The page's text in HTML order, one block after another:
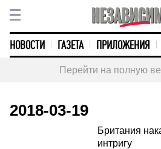
НОВОСТИ ГАЗЕТА ПРИЛОЖЕНИЯ
Перейти на полную
2018-03-19
Британия
интригу